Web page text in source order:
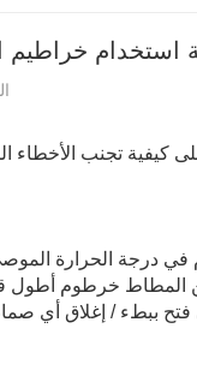
استخدام